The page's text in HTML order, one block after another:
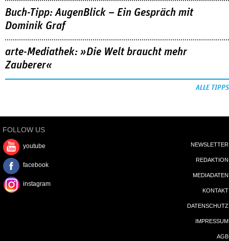
Buch-Tipp: AugenBlick – Ein Gespräch mit
Dominik Graf
arte-Mediathek: »Die Welt braucht mehr
Zauberer«
ALLE TIPPS
FOLLOW US
youtube
facebook
instagram
NEWSLETTER
REDAKTION
MEDIADATEN
KONTAKT
DATENSCHUTZ
IMPRESSUM
AGB